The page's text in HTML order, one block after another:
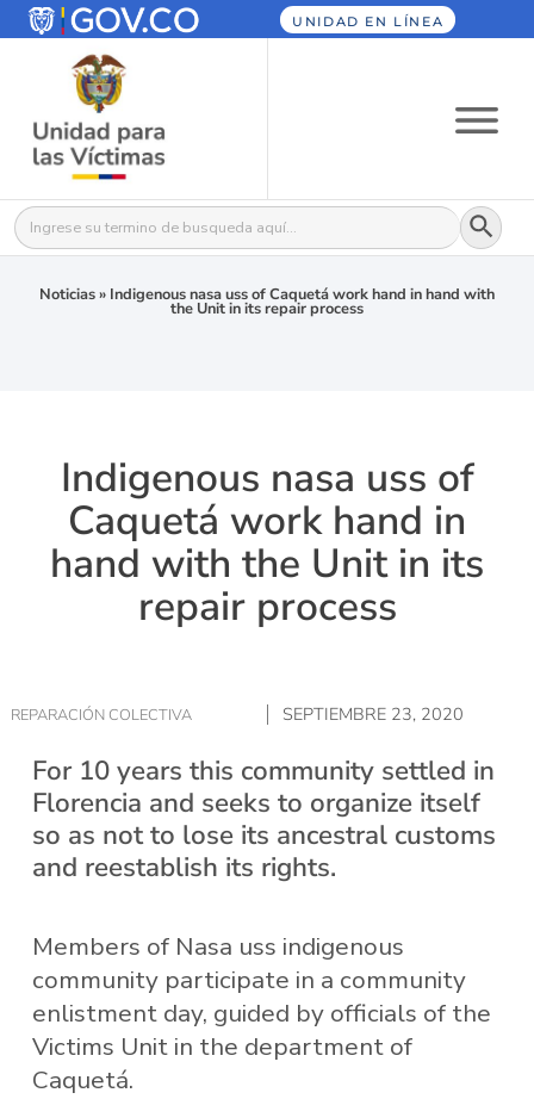
UNIDAD EN LÍNEA
Buscar: Botón
Noticias» Indigenous nasa uss of Caquetá work hand in hand with
the Unit in its repair process
Indigenous nasa uss of
Caquetá work hand in
hand with the Unit in its
repair process
REPARACIÓN COLECTIVA SEPTIEMBRE 23, 2020
For 10 years this community settled in
Florencia and seeks to organize itself
so as not to lose its ancestral customs
and reestablish its rights.
Members of Nasa uss indigenous
community participate in a community
enlistment day, guided by officials of the
Victims Unit in the department of
Caquetá.